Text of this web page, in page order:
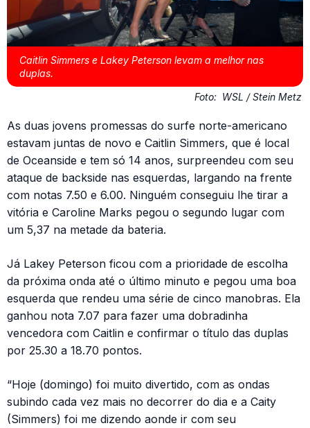
Caitlin Simmers e Lakey Peterson levam a melhor nas
duplas.
Foto: WSL / Stein Metz
As duas jovens promessas do surfe norte-americano
estavam juntas de novo e Caitlin Simmers, que é local
de Oceanside e tem só 14 anos, surpreendeu com seu
ataque de backside nas esquerdas, largando na frente
com notas 7.50 e 6.00. Ninguém conseguiu lhe tirar a
vitória e Caroline Marks pegou o segundo lugar com
um 5,37 na metade da bateria.
Já Lakey Peterson ficou com a prioridade de escolha
da próxima onda até o último minuto e pegou uma boa
esquerda que rendeu uma série de cinco manobras. Ela
ganhou nota 7.07 para fazer uma dobradinha
vencedora com Caitlin e confirmar o título das duplas
por 25.30 a 18.70 pontos.
“Hoje (domingo) foi muito divertido, com as ondas
subindo cada vez mais no decorrer do dia e a Caity
(Simmers) foi me dizendo aonde ir com seu